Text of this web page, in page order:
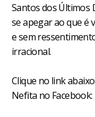
Santos dos Últimos
se apegar ao que é
e sem
irracional.
Clique no link
Nefita no Facebook: